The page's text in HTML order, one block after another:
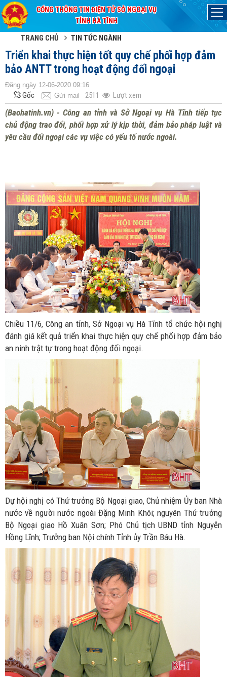
CỔNG THÔNG TIN ĐIỆN TỬ SỞ NGOẠI VỤ
TỈNH HÀ TĨNH
TRANG CHỦ TIN TỨC NGÀNH
Triển khai thực hiện tốt quy chế phối hợp đảm
bảo ANTT trong hoạt động đối ngoại
Đăng ngày 12-06-2020 09:16
Gốc Gửi mail 2511 Lượt xem
(Baohatinh.vn) - Công an tỉnh và Sở Ngoại vụ Hà Tĩnh tiếp tục
chủ động trao đổi, phối hợp xử lý kịp thời, đảm bảo pháp luật và
yêu cầu đối ngoại các vụ việc có yếu tố nước ngoài.
Chiều 11/6, Công an tỉnh, Sở Ngoại vụ Hà Tĩnh tổ chức hội nghị
đánh giá kết quả triển khai thực hiện quy chế phối hợp đảm bảo
an ninh trật tự trong hoạt động đối ngoại.
Dự hội nghị có Thứ trưởng Bộ Ngoại giao, Chủ nhiệm Ủy ban Nhà
nước về người nước ngoài Đặng Minh Khôi; nguyên Thứ trưởng
Bộ Ngoại giao Hồ Xuân Sơn; Phó Chủ tịch UBND tỉnh Nguyễn
Hồng Lĩnh; Trưởng ban Nội chính Tỉnh ủy Trần Báu Hà.
Đã kết nối EMC